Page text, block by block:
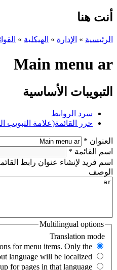
أنت هنا
الرئيسية » الإدارة » الهيكلية »
Main menu ar
التبويبات الأساسية
سرد الروابط
حرر القائمة(علامة التبويب
‏العنوان ‏ *
‏اسم القائمة ‏ *
اسم فريد لإنشاء عنوان رابط
‏الوصف ‏
Multilingual options